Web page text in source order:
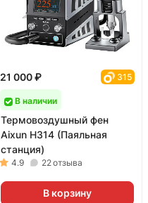
21 000 ₽ 315
В наличии
Термовоздушный фен
Aixun H314 (Паяльная
станция)
4.9 22отзыва
В корзину